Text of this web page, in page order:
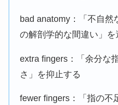
bad anatomy：「不自然
の解剖学的な間違い」を
extra fingers：「余分な
さ」を抑止する
fewer fingers：「指の不